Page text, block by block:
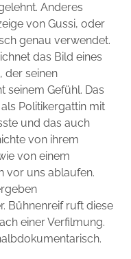
Anderes
von Gussi, oder
genau verwendet.
das Bild eines
der seinen
seinem Gefühl. Das
Politikergattin mit
und das auch
von ihrem
von einem
vor uns ablaufen.
Bühnenreif ruft diese
einer Verfilmung.